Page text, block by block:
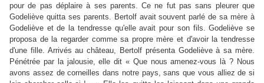
pour de pas déplaire à ses parents. Ce ne fut pas sans pleurer que
Godeliève quitta ses parents. Bertolf avait souvent parlé de sa mère à
Godeliève et de la tendresse qu'elle avait pour son fils. Godeliève se
proposa de la regarder comme sa propre mère et d'avoir la tendresse
d'une fille. Arrivés au château, Bertolf présenta Godeliève à sa mère.
Pénétrée par la jalousie, elle dit « Que nous amenez-vous là ? Nous
avons assez de corneilles dans notre pays, sans que vous alliez de si